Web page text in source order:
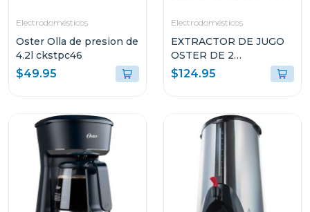
Electrodomésticos
Oster Olla de presion de
4.2l ckstpc46
$49.95
Electrodomésticos
EXTRACTOR DE JUGO
OSTER DE 2
VELOCIDADES
FPSTJE320S
$124.95